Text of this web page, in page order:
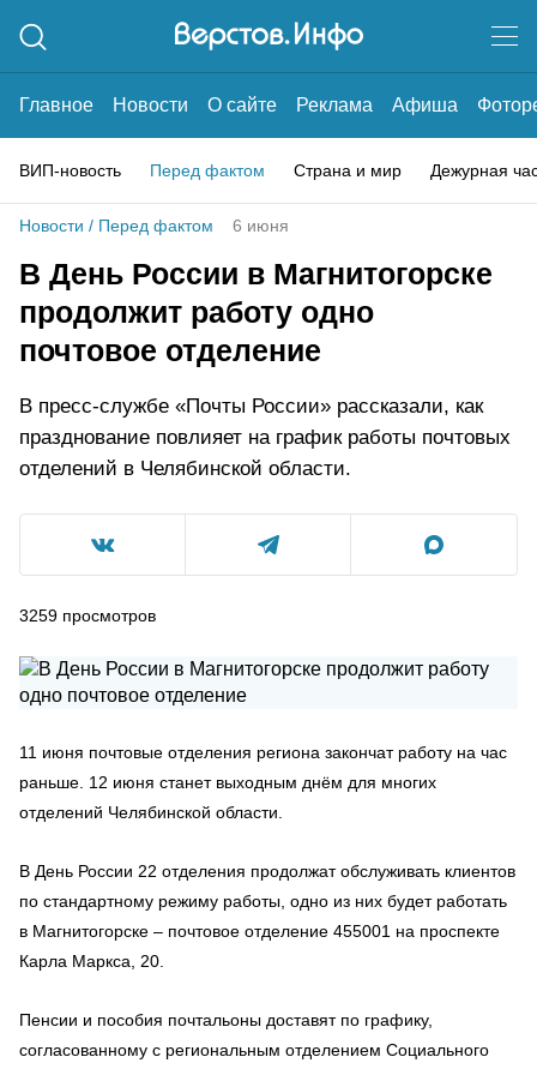
Главное Новости О сайте Реклама Афиша
ВИП-новость Перед фактом Страна и мир Дежурная
Новости / Перед фактом 6 июня
В День России в Магнитогорске
продолжит работу одно
почтовое отделение
В пресс-службе «Почты России» рассказали, как
празднование повлияет на график работы почтовых
отделений в Челябинской области.
3259 просмотров
11 июня почтовые отделения региона закончат работу на час
раньше. 12 июня станет выходным днём для многих
отделений Челябинской области.
В День России 22 отделения продолжат обслуживать клиентов
по стандартному режиму работы, одно из них будет работать
в Магнитогорске – почтовое отделение 455001 на проспекте
Карла Маркса, 20.
Пенсии и пособия почтальоны доставят по графику,
согласованному с региональным отделением Социального